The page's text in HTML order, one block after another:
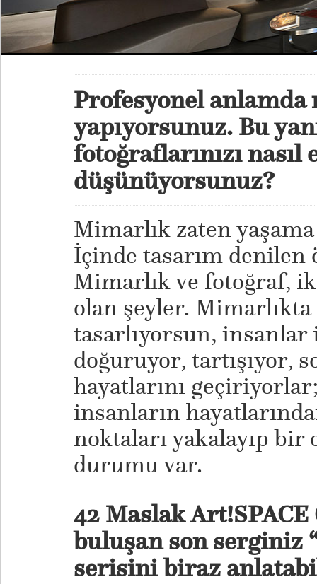
Profesyonel
yapıyorsunuz. Bu
fotoğraflarınızı
düşünüyorsunuz?
Mimarlık zaten
İçinde tasarım
Mimarlık ve fotoğraf,
olan şeyler.
tasarlıyorsun, insanlar
doğuruyor, tartışıyor,
hayatlarını
insanların
noktaları yakalayıp
durumu var.
42 Maslak
buluşan son serginiz
serisini biraz